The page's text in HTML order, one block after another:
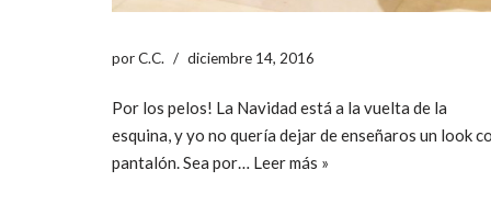
porC.C. diciembre 14, 2016
Por los pelos! La Navidad está a la vuelta de la
esquina, y yo no quería dejar de enseñaros un look
pantalón. Sea por… Leer más »